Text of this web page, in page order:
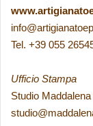
Tel. +39 055
Ufficio Stampa
Studio